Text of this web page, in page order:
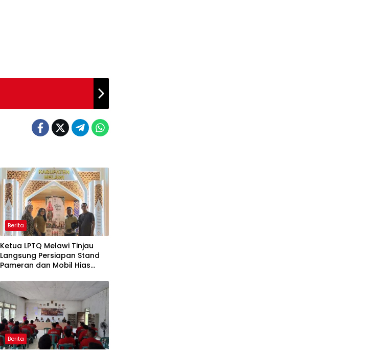
Berita
Ketua LPTQ Melawi Tinjau
Langsung Persiapan Stand
Pameran dan Mobil Hias
Berita